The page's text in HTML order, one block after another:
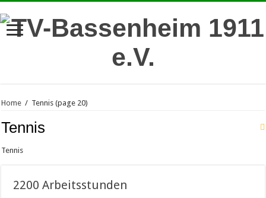
Home / Tennis (page 20)
Tennis
Tennis
2200 Arbeitsstunden